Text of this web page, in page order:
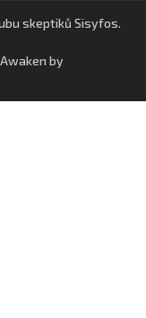
skeptiků Sisyfos.
by